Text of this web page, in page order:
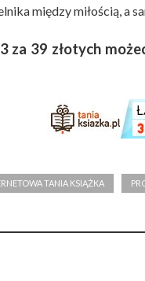
między miłością, a
za 39 złotych
TANIA KSIĄŻKA